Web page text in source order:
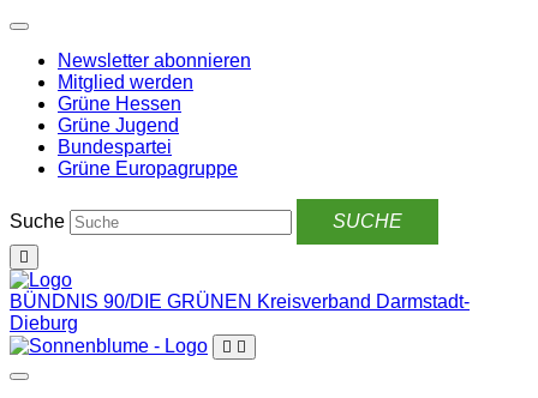
Weiter
Inhalt
Newsletter abonnieren
Mitglied werden
Grüne Hessen
Grüne Jugend
Bundespartei
Grüne Europagruppe
Suche
BÜNDNIS 90/DIE GRÜNEN Kreisverband Darmstadt-
Dieburg